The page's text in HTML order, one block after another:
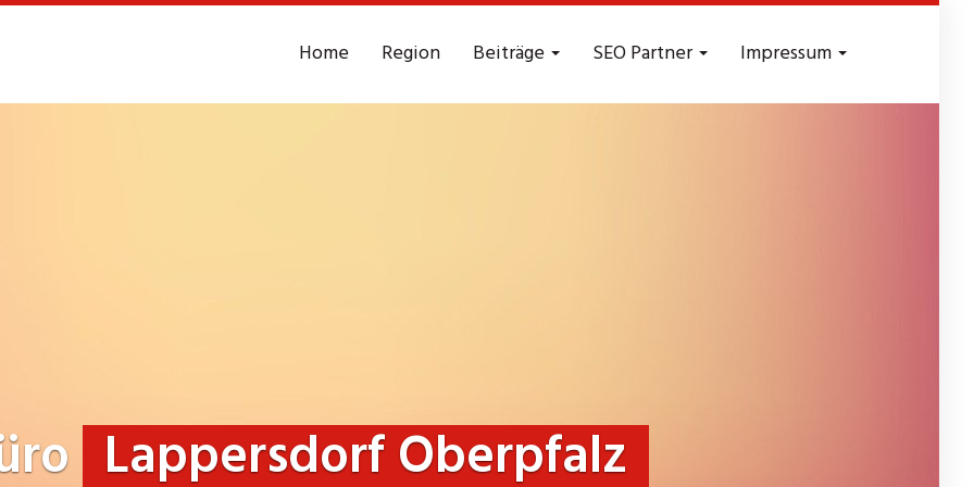
Home Region Beiträge SEO Partner Impressum
Lappersdorf Oberpfalz